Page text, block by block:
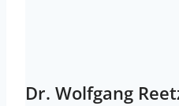
Dr. Wolfgang